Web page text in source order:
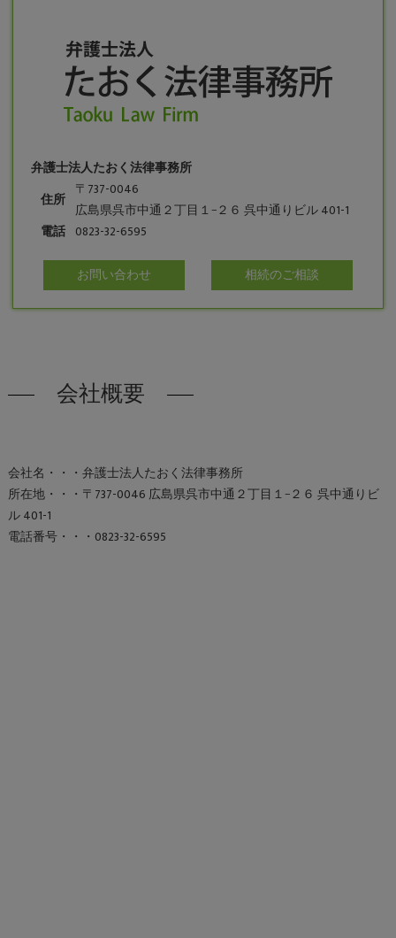
弁護士法人たおく法律事務所
住所
〒737-0046
広島県呉市中通２丁目１−２６ 呉中通りビル 401-1
電話 0823-32-6595
お問い合わせ 相続のご相談
会社概要
会社名・・・弁護士法人たおく法律事務所
所在地・・・〒737-0046 広島県呉市中通２丁目１−２６ 呉中通りビ
ル 401-1
電話番号・・・0823-32-6595